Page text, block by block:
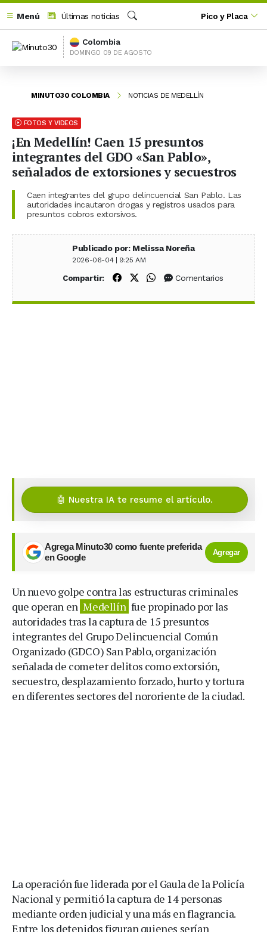
Menú
Últimas noticias
Buscar
Pico y Placa
Colombia
DOMINGO 09 DE AGOSTO
MINUTO30 COLOMBIA NOTICIAS DE MEDELLÍN
FOTOS Y VIDEOS
¡En Medellín! Caen 15 presuntos
integrantes del GDO «San Pablo»,
señalados de extorsiones y secuestros
Caen integrantes del grupo delincuencial San Pablo. Las
autoridades incautaron drogas y registros usados para
presuntos cobros extorsivos.
Publicado por: Melissa Noreña
2026-06-04 | 9:25 AM
Compartir: Compartir en Facebook
Compartir en X (Twitter)
Compartir en WhatsApp
Comentarios
🤖 Nuestra IA te resume el artículo.
Agrega Minuto30 como fuente preferida
en Google
Agregar
Un nuevo golpe contra las estructuras criminales
que operan en Medellín fue propinado por las
autoridades tras la captura de 15 presuntos
integrantes del Grupo Delincuencial Común
Organizado (GDCO) San Pablo, organización
señalada de cometer delitos como extorsión,
secuestro, desplazamiento forzado, hurto y tortura
en diferentes sectores del nororiente de la ciudad.
La operación fue liderada por el Gaula de la Policía
Nacional y permitió la captura de 14 personas
mediante orden judicial y una más en flagrancia.
Entre los detenidos figuran quienes serían